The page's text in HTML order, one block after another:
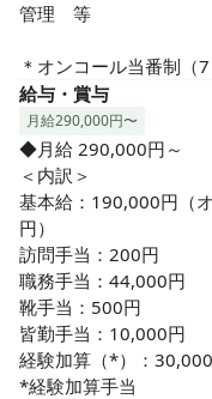
管理　等
＊オンコール当番制（7
給与・賞与
月給290,000円〜
◆月給 290,000円～
＜内訳＞
基本給：190,000円（
円）
訪問手当：200円
職務手当：44,000円
靴手当：500円
皆勤手当：10,000円
経験加算（*）：
*経験加算手当